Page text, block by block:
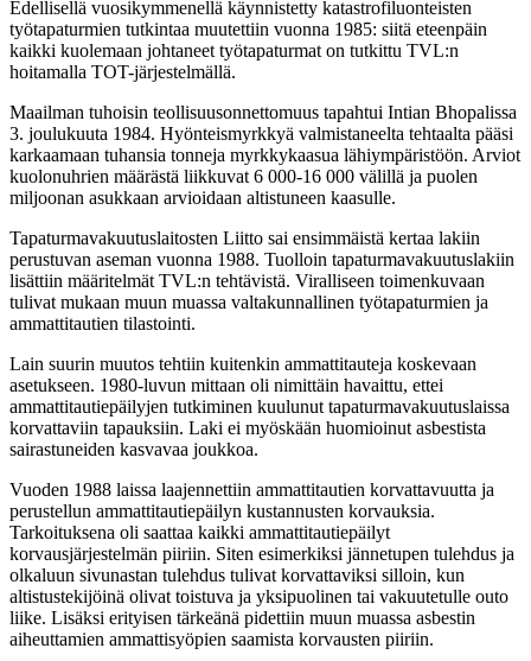
Edellisellä vuosikymmenellä käynnistetty katastrofiluonteisten
työtapaturmien tutkintaa muutettiin vuonna 1985: siitä eteenpäin
kaikki kuolemaan johtaneet työtapaturmat on tutkittu TVL:n
hoitamalla TOT-järjestelmällä.
Maailman tuhoisin teollisuusonnettomuus tapahtui Intian Bhopalissa
3. joulukuuta 1984. Hyönteismyrkkyä valmistaneelta tehtaalta pääsi
karkaamaan tuhansia tonneja myrkkykaasua lähiympäristöön. Arviot
kuolonuhrien määrästä liikkuvat 6 000-16 000 välillä ja puolen
miljoonan asukkaan arvioidaan altistuneen kaasulle.
Tapaturmavakuutuslaitosten Liitto sai ensimmäistä kertaa lakiin
perustuvan aseman vuonna 1988. Tuolloin tapaturmavakuutuslakiin
lisättiin määritelmät TVL:n tehtävistä. Viralliseen toimenkuvaan
tulivat mukaan muun muassa valtakunnallinen työtapaturmien ja
ammattitautien tilastointi.
Lain suurin muutos tehtiin kuitenkin ammattitauteja koskevaan
asetukseen. 1980-luvun mittaan oli nimittäin havaittu, ettei
ammattitautiepäilyjen tutkiminen kuulunut tapaturmavakuutuslaissa
korvattaviin tapauksiin. Laki ei myöskään huomioinut asbestista
sairastuneiden kasvavaa joukkoa.
Vuoden 1988 laissa laajennettiin ammattitautien korvattavuutta ja
perustellun ammattitautiepäilyn kustannusten korvauksia.
Tarkoituksena oli saattaa kaikki ammattitautiepäilyt
korvausjärjestelmän piiriin. Siten esimerkiksi jännetupen tulehdus ja
olkaluun sivunastan tulehdus tulivat korvattaviksi silloin, kun
altistustekijöinä olivat toistuva ja yksipuolinen tai vakuutetulle outo
liike. Lisäksi erityisen tärkeänä pidettiin muun muassa asbestin
aiheuttamien ammattisyöpien saamista korvausten piiriin.